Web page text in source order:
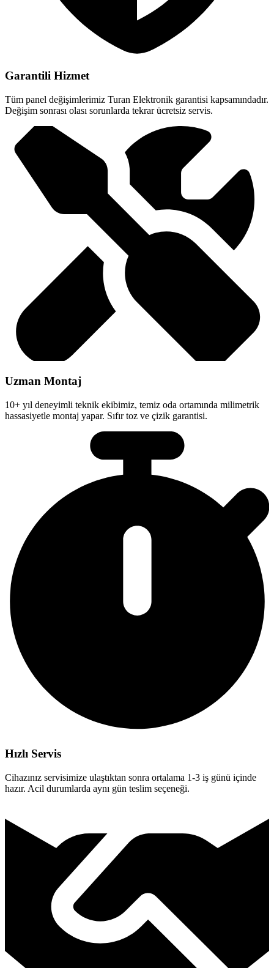
Garantili Hizmet
Tüm panel değişimlerimiz Turan Elektronik garantisi kapsamındadır.
Değişim sonrası olası sorunlarda tekrar ücretsiz servis.
Uzman Montaj
10+ yıl deneyimli teknik ekibimiz, temiz oda ortamında milimetrik
hassasiyetle montaj yapar. Sıfır toz ve çizik garantisi.
Hızlı Servis
Cihazınız servisimize ulaştıktan sonra ortalama 1-3 iş günü içinde
hazır. Acil durumlarda aynı gün teslim seçeneği.